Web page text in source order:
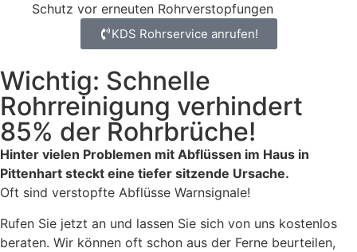
Schutz vor erneuten Rohrverstopfungen
KDS Rohrservice anrufen!
Wichtig: Schnelle
Rohrreinigung verhindert
85% der Rohrbrüche!
Hinter vielen Problemen mit Abflüssen im Haus in
Pittenhart steckt eine tiefer sitzende Ursache.
Oft sind verstopfte Abflüsse Warnsignale!
Rufen Sie jetzt an und lassen Sie sich von uns kostenlos
beraten. Wir können oft schon aus der Ferne beurteilen,